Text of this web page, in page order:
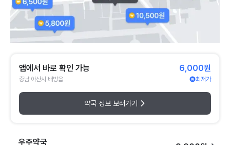
앱에서 바로 확인 가능
충남 아산시 배방읍
6,000원
최저가
약국 정보 보러가기
우주약국